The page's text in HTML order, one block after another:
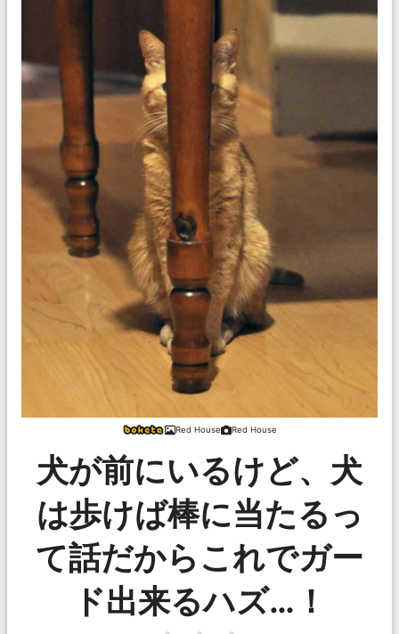
Red House Red House
犬が前にいるけど、犬
は歩けば棒に当たるっ
て話だからこれでガー
ド出来るハズ…！